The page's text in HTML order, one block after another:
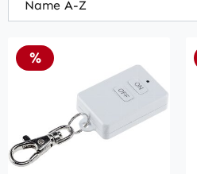
Rabatt
%